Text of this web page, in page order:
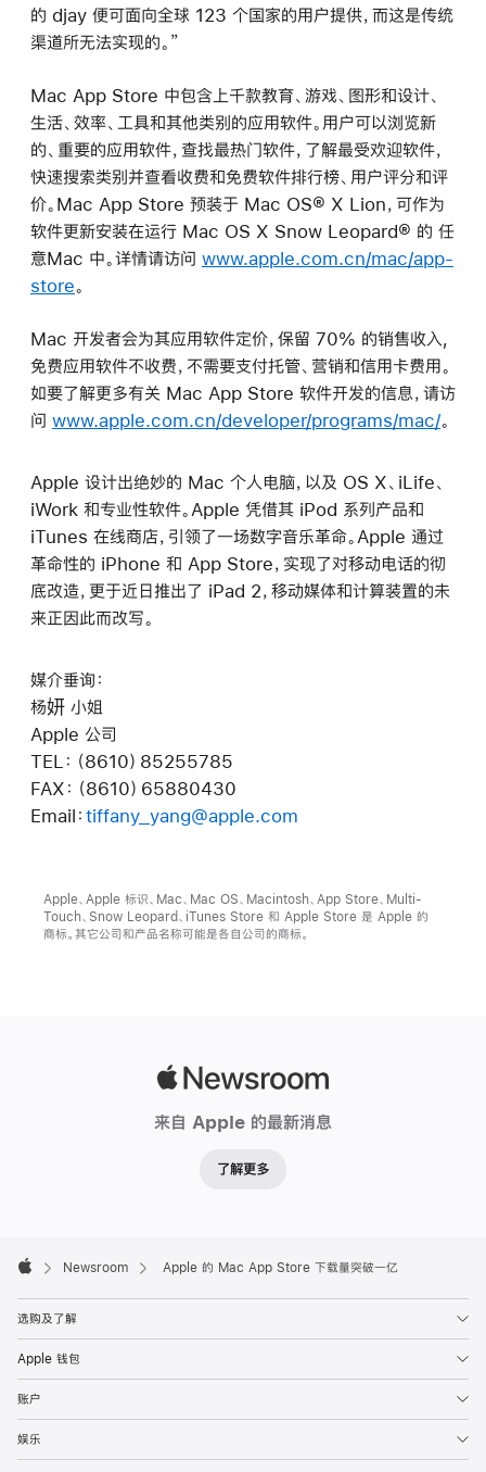
的 djay 便可面向全球 123 个国家的用户提供，而这是传统
渠道所无法实现的。”
Mac App Store 中包含上千款教育、游戏、图形和设计、
生活、效率、工具和其他类别的应用软件。用户可以浏览新
的、重要的应用软件，查找最热门软件，了解最受欢迎软件，
快速搜索类别并查看收费和免费软件排行榜、用户评分和评
价。Mac App Store 预装于 Mac OS® X Lion，可作为
软件更新安装在运行 Mac OS X Snow Leopard® 的 任
意Mac 中。详情请访问 www.apple.com.cn/mac/app-
store。
Mac 开发者会为其应用软件定价，保留 70% 的销售收入,
免费应用软件不收费，不需要支付托管、营销和信用卡费用。
如要了解更多有关 Mac App Store 软件开发的信息，请访
问 www.apple.com.cn/developer/programs/mac/。
Apple 设计出绝妙的 Mac 个人电脑，以及 OS X、iLife、
iWork 和专业性软件。Apple 凭借其 iPod 系列产品和
iTunes 在线商店，引领了一场数字音乐革命。Apple 通过
革命性的 iPhone 和 App Store，实现了对移动电话的彻
底改造，更于近日推出了 iPad 2，移动媒体和计算装置的未
来正因此而改写。
媒介垂询：
杨妍 小姐
Apple 公司
TEL：（8610）85255785
FAX：（8610）65880430
Email： tiffany_yang@apple.com
Apple、Apple 标识、Mac、Mac OS、Macintosh、App Store、Multi-
Touch、Snow Leopard、iTunes Store 和 Apple Store 是 Apple 的
商标。其它公司和产品名称可能是各自公司的商标。
来自 Apple 的最新消息
了解更多
Footer

Newsroom Apple 的 Mac App Store 下载量突破一亿
选购及了解
Apple 钱包
账户
娱乐